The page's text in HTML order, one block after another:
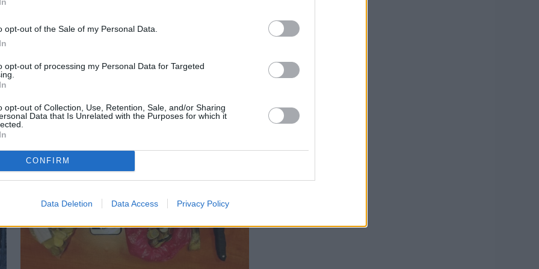
opt-out of the Sale of my Personal Data.
opt-out of processing my Personal Data for Targeted
opt-out of Collection, Use, Retention, Sale, and/or Sharing
Data that Is Unrelated with the Purposes for which it
CONFIRM
Data Deletion Data Access Privacy Policy
Ε.Ε. στα νησιά»